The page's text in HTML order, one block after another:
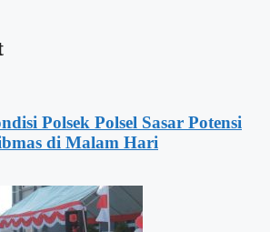
Polsek Polsel Sasar Potensi
di Malam Hari